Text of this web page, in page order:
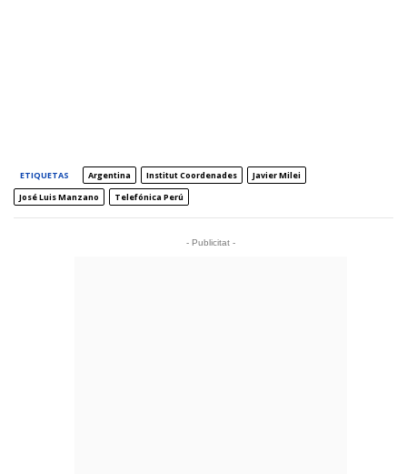
ETIQUETAS Argentina Institut Coordenades
Javier Milei
José Luis Manzano
Telefónica Perú
- Publicitat -